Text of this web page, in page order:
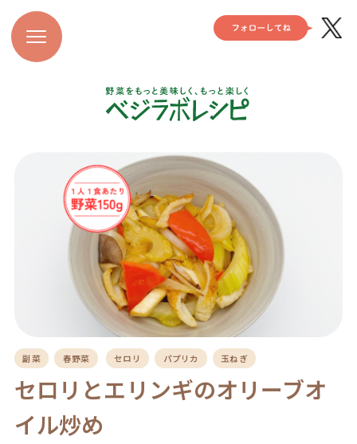
副菜 春野菜 セロリ パプリカ 玉ねぎ
セロリとエリンギのオリーブオ
イル炒め